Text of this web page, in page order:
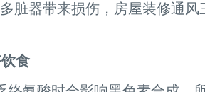
脏器带来损伤，房屋装修通风
食